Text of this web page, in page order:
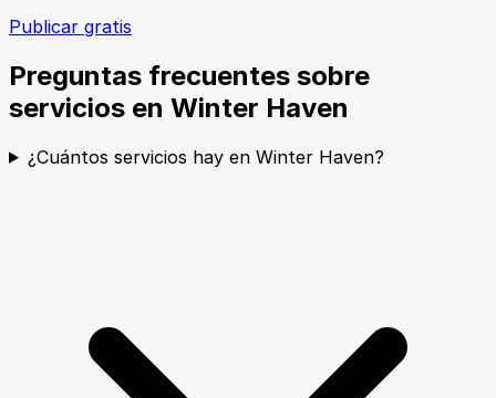
Publicar gratis
Preguntas frecuentes sobre
servicios en Winter Haven
¿Cuántos servicios hay en Winter Haven?